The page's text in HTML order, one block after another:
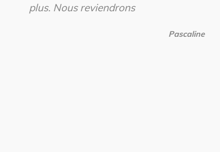
plus. Nous reviendrons
Pascaline